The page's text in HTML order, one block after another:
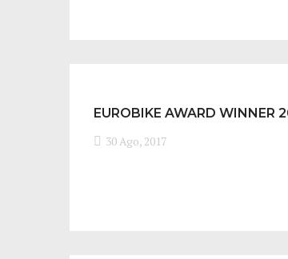
EUROBIKE AWARD WINNER
30 Ago, 2017